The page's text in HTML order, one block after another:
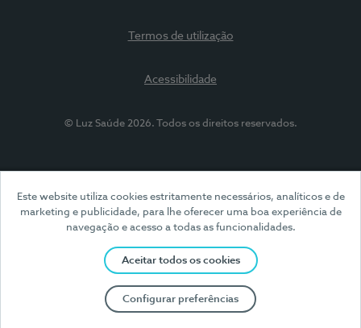
Este website utiliza cookies estritamente necessários, analíticos e de
marketing e publicidade, para lhe oferecer uma boa experiência de
navegação e acesso a todas as funcionalidades.
Aceitar todos os cookies
Configurar preferências
Termos de utilização
Acessibilidade
© Luz Saúde 2026. Todos os direitos reservados.